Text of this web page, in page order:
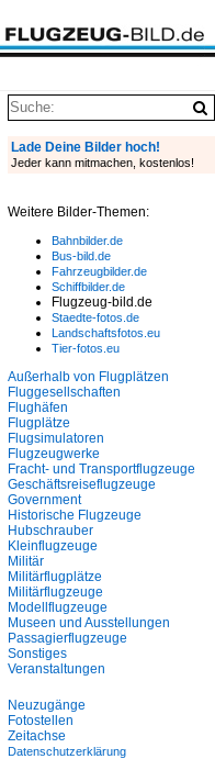
Lade Deine Bilder hoch!
Jeder kann mitmachen, kostenlos!
Weitere Bilder-Themen:
Bahnbilder.de
Bus-bild.de
Fahrzeugbilder.de
Schiffbilder.de
Flugzeug-bild.de
Staedte-fotos.de
Landschaftsfotos.eu
Tier-fotos.eu
Außerhalb von Flugplätzen
Fluggesellschaften
Flughäfen
Flugplätze
Flugsimulatoren
Flugzeugwerke
Fracht- und Transportflugzeuge
Geschäftsreiseflugzeuge
Government
Historische Flugzeuge
Hubschrauber
Kleinflugzeuge
Militär
Militärflugplätze
Militärflugzeuge
Modellflugzeuge
Museen und Ausstellungen
Passagierflugzeuge
Sonstiges
Veranstaltungen
Neuzugänge
Fotostellen
Zeitachse
Datenschutzerklärung